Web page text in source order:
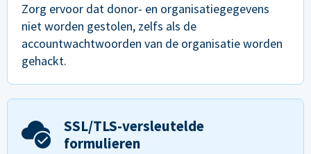
Zorg ervoor dat donor- en organisatiegegevens
niet worden gestolen, zelfs als de
accountwachtwoorden van de organisatie worden
gehackt.
SSL/TLS-versleutelde
formulieren